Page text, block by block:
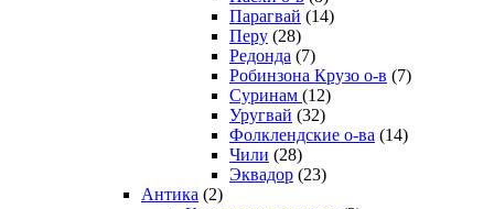
Парагвай (14)
Перу (28)
Редонда (7)
Робинзона Крузо о-в (7)
Суринам (12)
Уругвай (32)
Фолклендские о-ва (14)
Чили (28)
Эквадор (23)
Антика (2)